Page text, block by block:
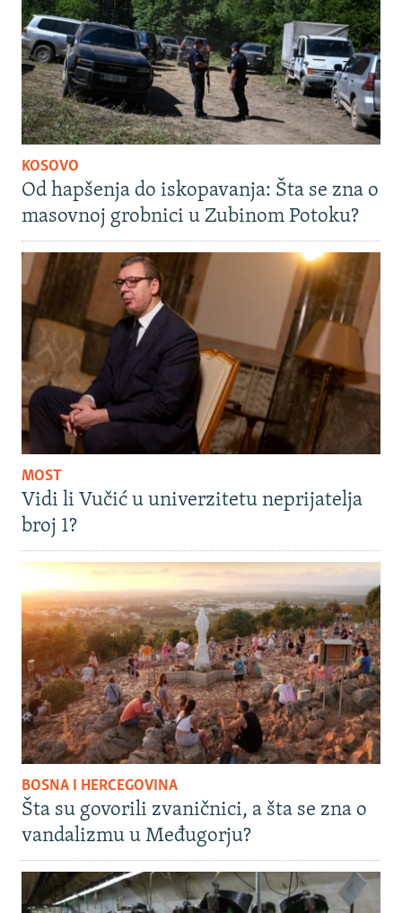
KOSOVO
Od hapšenja do iskopavanja: Šta se zna o
masovnoj grobnici u Zubinom Potoku?
MOST
Vidi li Vučić u univerzitetu neprijatelja
broj 1?
BOSNA I HERCEGOVINA
Šta su govorili zvaničnici, a šta se zna o
vandalizmu u Međugorju?